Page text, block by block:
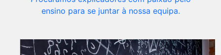
ensino para se juntar à nossa equipa.